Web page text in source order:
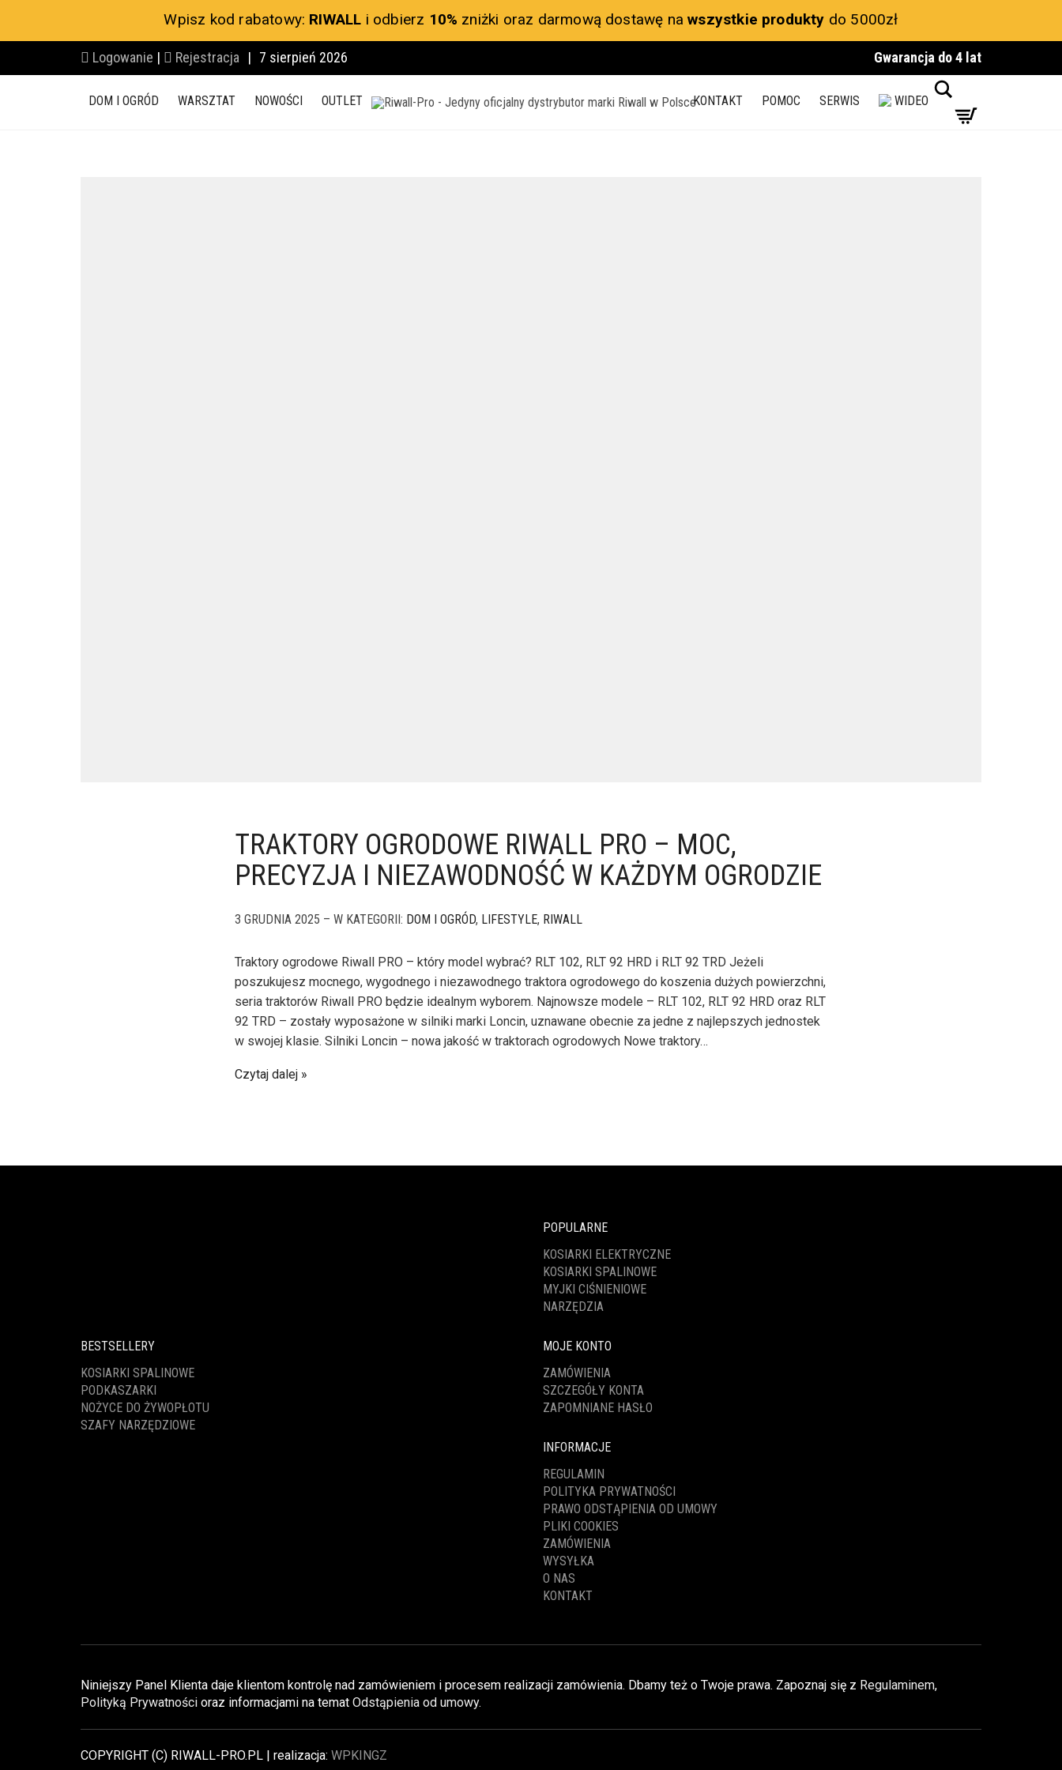
Wpisz kod rabatowy: RIWALL i odbierz 10% zniżki oraz darmową dostawę nawszystkie produkty do 5000zł
Logowanie | Rejestracja | 7 sierpień 2026 Gwarancja do 4 lat
DOM I OGRÓD WARSZTAT NOWOŚCI OUTLET KONTAKT POMOC SERWIS WIDEO
TRAKTORY OGRODOWE RIWALL PRO – MOC,
PRECYZJA I NIEZAWODNOŚĆ W KAŻDYM OGRODZIE
3 GRUDNIA 2025 – W KATEGORII: DOM I OGRÓD, LIFESTYLE, RIWALL
Traktory ogrodowe Riwall PRO – który model wybrać? RLT 102, RLT 92 HRD i RLT 92 TRD Jeżeli
poszukujesz mocnego, wygodnego i niezawodnego traktora ogrodowego do koszenia dużych powierzchni,
seria traktorów Riwall PRO będzie idealnym wyborem. Najnowsze modele – RLT 102, RLT 92 HRD oraz RLT
92 TRD – zostały wyposażone w silniki marki Loncin, uznawane obecnie za jedne z najlepszych jednostek
w swojej klasie. Silniki Loncin – nowa jakość w traktorach ogrodowych Nowe traktory…
Czytaj dalej
POPULARNE
KOSIARKI ELEKTRYCZNE
KOSIARKI SPALINOWE
MYJKI CIŚNIENIOWE
NARZĘDZIA
BESTSELLERY
KOSIARKI SPALINOWE
PODKASZARKI
NOŻYCE DO ŻYWOPŁOTU
SZAFY NARZĘDZIOWE
MOJE KONTO
ZAMÓWIENIA
SZCZEGÓŁY KONTA
ZAPOMNIANE HASŁO
INFORMACJE
REGULAMIN
POLITYKA PRYWATNOŚCI
PRAWO ODSTĄPIENIA OD UMOWY
PLIKI COOKIES
ZAMÓWIENIA
WYSYŁKA
O NAS
KONTAKT
Niniejszy Panel Klienta daje klientom kontrolę nad zamówieniem i procesem realizacji zamówienia. Dbamy też o Twoje prawa. Zapoznaj się z Regulaminem,
Polityką Prywatności oraz informacjami na temat Odstąpienia od umowy.
COPYRIGHT (C) RIWALL-PRO.PL | realizacja: WPKINGZ